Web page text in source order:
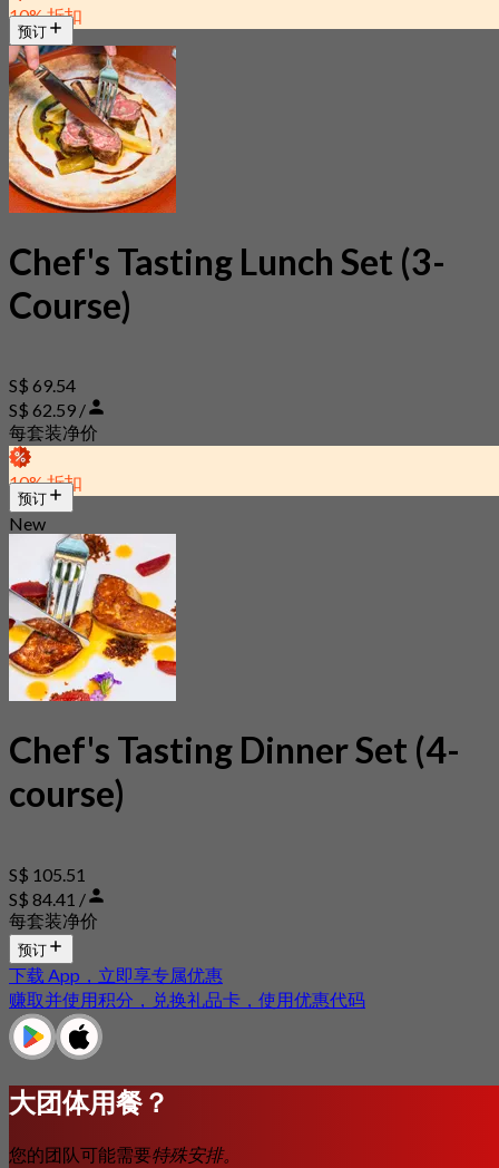
10% 折扣
预订
Chef's Tasting Lunch Set (3-
Course)
S$ 69.54
S$ 62.59 /
每套装净价
10% 折扣
预订
New
Chef's Tasting Dinner Set (4-
course)
S$ 105.51
S$ 84.41 /
每套装净价
预订
下载 App，立即享专属优惠
赚取并使用积分，兑换礼品卡，使用优惠代码
大团体用餐？
您的团队可能需要特殊安排。